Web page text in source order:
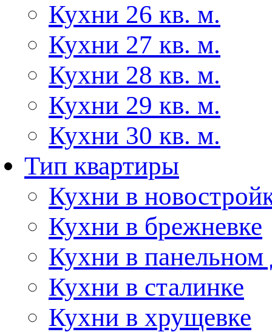
Кухни 26 кв. м.
Кухни 27 кв. м.
Кухни 28 кв. м.
Кухни 29 кв. м.
Кухни 30 кв. м.
Тип квартиры
Кухни в
Кухни в брежневке
Кухни в панельном
Кухни в сталинке
Кухни в хрущевке